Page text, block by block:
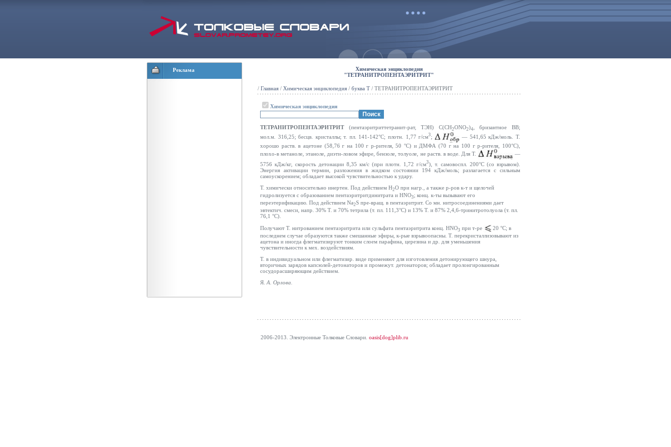
Реклама
Химическая энциклопедия
"ТЕТРАНИТРОПЕНТАЭРИТРИТ"
/ Главная / Химическая энциклопедия / буква Т / ТЕТРАНИТРОПЕНТАЭРИТРИТ
Химическая энциклопедия
ТЕТРАНИТРОПЕНТАЭРИТРИТ (пентаэритриттетранит-рат, ТЭН) C(CH2ONO2)4 , бризантное ВВ;
мол.м. 316,25; бесцв. кристаллы; т. пл. 141-142°С; плотн. 1,77 г/см3 ;
— 541,65 кДж/моль. Т.
хорошо раств. в ацетоне (58,76 г на 100 г р-рителя, 50 °С) и ДМФА (70 г на 100 г р-рителя, 100°С),
плохо-в метаноле, этаноле, диэти-ловом эфире, бензоле, толуоле, не раств. в воде. Для Т.
—
5756 кДж/кг, скорость детонации 8,35 км/с (при плотн. 1,72 г/см3), т. самовоспл. 200°С (со взрывом).
Энергия активации термин, разложения в жидком состоянии 194 кДж/моль; разлагается с сильным
самоускорением; обладает высокой чувствительностью к удару.
Т. химически относительно инертен. Под действием Н2О при нагр., а также р-ров к-т и щелочей
гидролизуется с образованием пентаэритритдинитрата и HNO3 ; конц. к-ты вызывают его
переэтерификацию. Под действием Na2S пре-вращ. в пентаэритрит. Со мн. нитросоединениями дает
эвтектич. смеси, напр. 30% Т. и 70% тетрила (т. пл. 111,3°С) и 13% Т. и 87% 2,4,6-тринитротолуола (т. пл.
76,1 °С).
Получают Т. нитрованием пентаэритрита или сульфата пентаэритрита конц. HNO3 при т-ре
20 °С; в
последнем случае образуются также смешанные эфиры, к-рые взрывоопасны. Т. перекристаллизовывают из
ацетона и иногда флегматизируют тонким слоем парафина, церезина и др. для уменьшения
чувствительности к мех. воздействиям.
Т. в индивидуальном или флегматизир. виде применяют для изготовления детонирующего шнура,
вторичных зарядов капсюлей-детонаторов и промежут. детонаторов; обладает пролонгированным
сосудорасширяющим действием.
Я.А. Орлова.
2006-2013. Электронные Толковые Cловари. oasis[dog]plib.ru